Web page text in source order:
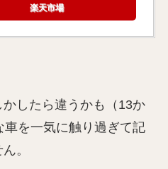
楽天市場
したら違うかも（13か
を一気に触り過ぎて記
。